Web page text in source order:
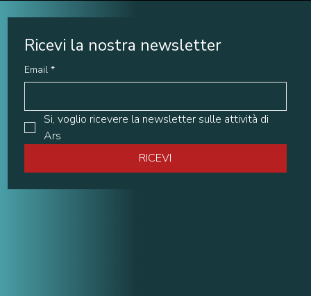
Ricevi la nostra newsletter
Email *
Si, voglio ricevere la newsletter sulle attività di
Ars
RICEVI